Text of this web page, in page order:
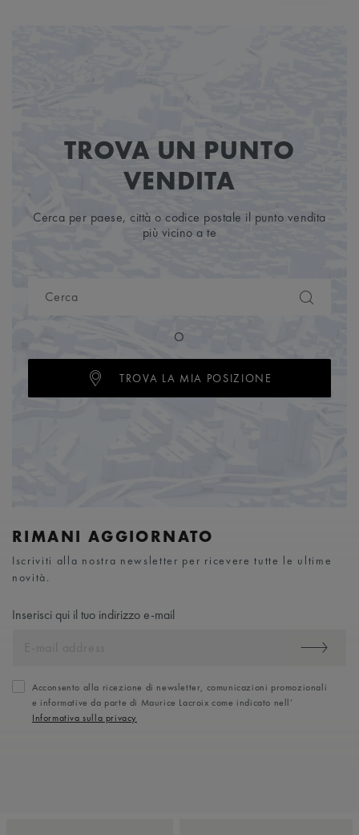
TROVA UN PUNTO
VENDITA
Cerca per paese, città o codice postale il punto vendita
più vicino a te
O
TROVA LA MIA POSIZIONE
RIMANI AGGIORNATO
Iscriviti alla nostra newsletter per ricevere tutte le ultime
novità.
Inserisci qui il tuo indirizzo e-mail
Acconsento alla ricezione di newsletter, comunicazioni promozionali
e informative da parte di Maurice Lacroix come indicato nell’
Informativa sulla privacy